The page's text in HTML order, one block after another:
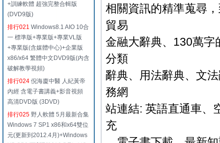
+訓練軟體 超強完整合輯版
(DVD9版)
排行021 Windows8.1 AIO 10合
一 標準版+專業版+專業VL版
+專業版(含媒體中心)+企業版
x86/x64 繁體中文DVD9版(內含
破解教學視頻)
排行024 倪海廈中醫 人紀黃帝
內經 含電子書講義+影音視頻
高清DVD版 (3DVD)
排行025 野人軟體 5月最新合集
Windows 7 SP1 x86和x64雙位
元(更新到2012.4月)+Windows
相關資訊的精準蒐尋
貿易
金融大辭典、130萬字
分類
辭典、用法辭典、文
務網
站連結: 英語直通車、
充